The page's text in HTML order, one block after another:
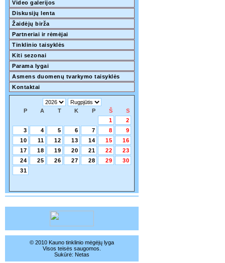
Video galerijos
Diskusijų lenta
Žaidėjų birža
Partneriai ir rėmėjai
Tinklinio taisyklės
Kiti sezonai
Parama lygai
Asmens duomenų tvarkymo taisyklės
Kontaktai
P A T K P Š
S
1
2
3
4 5 6 7 8
9
10
11 12 13 14 15
16
17
18 19 20 21 22
23
24
25 26 27 28 29
30
31
© 2010 Kauno tinklinio mėgėjų lyga
Visos teisės saugomos.
Sukūrė: Netas